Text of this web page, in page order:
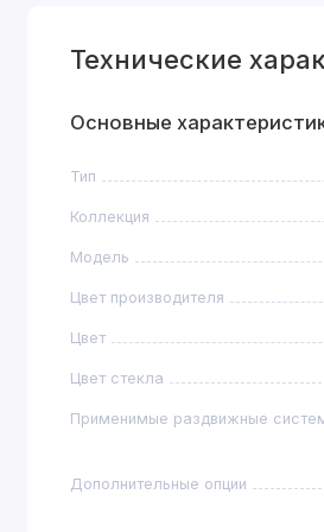
Технические
Основные
Тип
Коллекция
Модель
Цвет производителя
Цвет
Цвет стекла
Применимые раздвижные
Дополнительные опции